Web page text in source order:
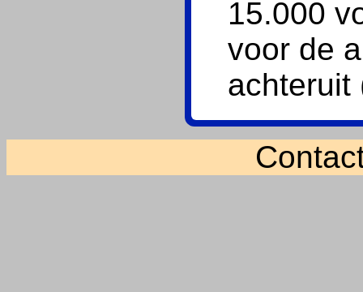
15.000
voor de
achteruit